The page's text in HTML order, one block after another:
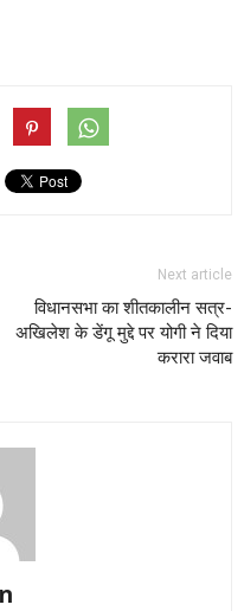
Next article
विधानसभा का शीतकालीन सत्र-
अखिलेश के डेंगू मुद्दे पर योगी ने दिया
करारा जवाब